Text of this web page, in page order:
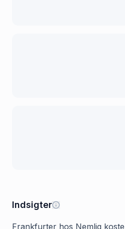
Indsigter
Frankfurter hos Nemlig